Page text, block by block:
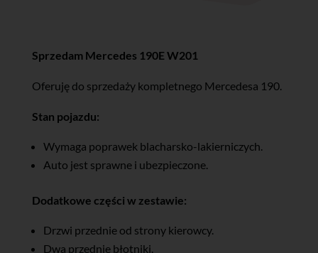
Sprzedam Mercedes 190E W201
Oferuję do sprzedaży kompletnego Mercedesa 190.
Stan pojazdu:
Wymaga poprawek blacharsko-lakierniczych.
Auto jest sprawne i ubezpieczone.
Dodatkowe części w zestawie:
Drzwi przednie od strony kierowcy.
Dwa przednie błotniki.